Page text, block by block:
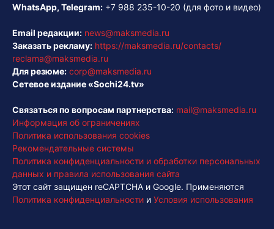
WhatsApp, Telegram: +7 988 235-10-20 (для фото и видео)
Email редакции: news@maksmedia.ru
Заказать рекламу: https://maksmedia.ru/contacts/
reclama@maksmedia.ru
Для резюме: corp@maksmedia.ru
Сетевое издание «Sochi24.tv»
Связаться по вопросам партнерства: mail@maksmedia.ru
Информация об ограничениях
Политика использования cookies
Рекомендательные системы
Политика конфиденциальности и обработки персональных
данных и правила использования сайта
Этот сайт защищен reCAPTCHA и Google. Применяются
Политика конфиденциальности и Условия использования